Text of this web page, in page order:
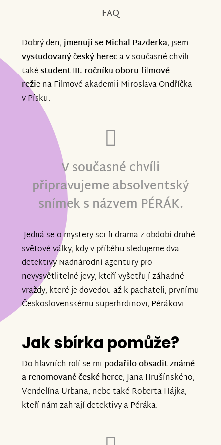
FAQ
Dobrý den,jmenuji se Michal Pazderka, jsem
vystudovaný český hereca v současné chvíli
takéstudent III. ročníku oboru filmové
režiena Filmové akademii Miroslava Ondříčka
v Písku.
V současné chvíli
připravujemeabsolventský
snímek s názvem PÉRÁK.
Jedná se o mystery sci-fi drama z období druhé
světové války, kdy v příběhu sledujeme dva
detektivy Nadnárodní agentury pro
nevysvětlitelné jevy, kteří vyšetřují záhadné
vraždy, které je dovedou až k pachateli, prvnímu
Československému superhrdinovi, Pérákovi.
Jak sbírka pomůže?
Do hlavních rolí se mi podařilo obsadit známé
a renomované české herce, Jana Hrušínského,
Vendelína Urbana, nebo také Roberta Hájka,
kteří nám zahrají detektivy a Péráka.